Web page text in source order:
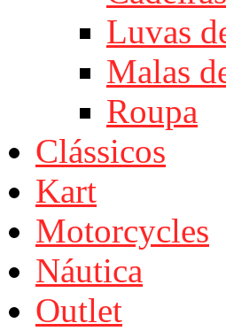
Luvas
Malas
Roupa
Clássicos
Kart
Motorcycles
Náutica
Outlet